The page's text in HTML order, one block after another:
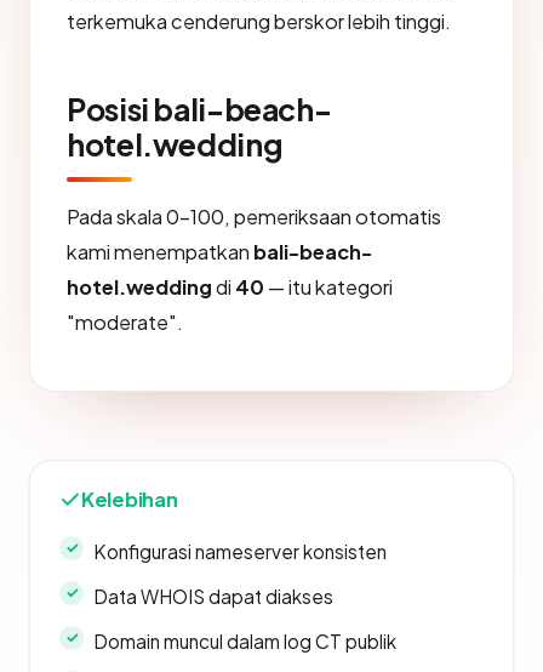
terkemuka cenderung berskor lebih tinggi.
Posisi bali-beach-
hotel.wedding
Pada skala 0-100, pemeriksaan otomatis
kami menempatkan bali-beach-
hotel.weddingdi 40 — itu kategori
"moderate".
Kelebihan
Konfigurasi nameserver konsisten
Data WHOIS dapat diakses
Domain muncul dalam log CT publik